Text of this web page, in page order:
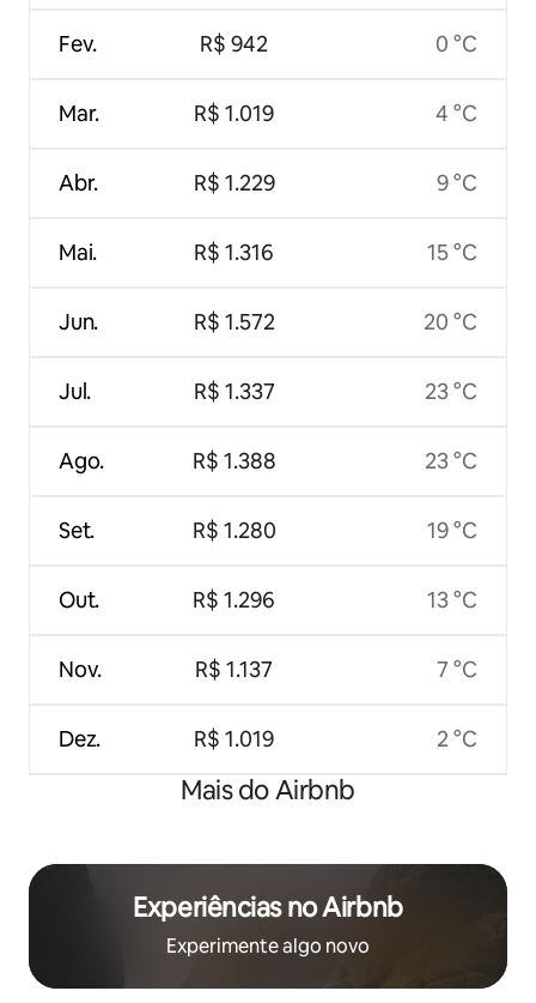
Fev.
Mar.
Abr.
Mai.
Jun.
Jul.
Ago.
Set.
Out.
Nov.
Dez.
R$ 942
R$ 1.019
R$ 1.229
R$ 1.316
R$ 1.572
R$ 1.337
R$ 1.388
R$ 1.280
R$ 1.296
R$ 1.137
R$ 1.019
0 °C
4 °C
9 °C
15 °C
20 °C
23 °C
23 °C
19 °C
13 °C
7 °C
2 °C
Mais do Airbnb
Experiências no Airbnb
Experimente algo novo